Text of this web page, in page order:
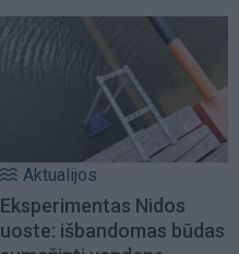
Aktualijos
Eksperimentas Nidos
uoste: išbandomas būdas